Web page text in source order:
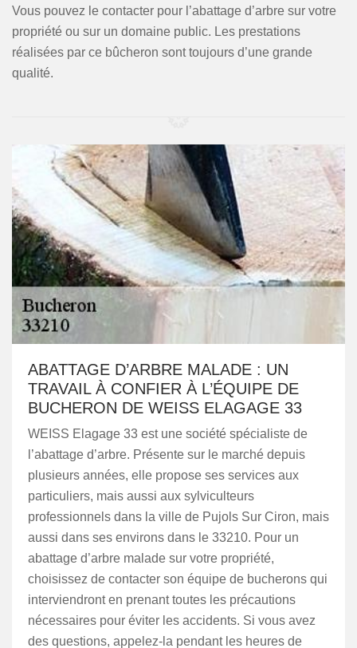
Vous pouvez le contacter pour l’abattage d’arbre sur votre
propriété ou sur un domaine public. Les prestations
réalisées par ce bûcheron sont toujours d’une grande
qualité.
ABATTAGE D’ARBRE MALADE : UN
TRAVAIL À CONFIER À L’ÉQUIPE DE
BUCHERON DE WEISS ELAGAGE 33
WEISS Elagage 33 est une société spécialiste de
l’abattage d’arbre. Présente sur le marché depuis
plusieurs années, elle propose ses services aux
particuliers, mais aussi aux sylviculteurs
professionnels dans la ville de Pujols Sur Ciron, mais
aussi dans ses environs dans le 33210. Pour un
abattage d’arbre malade sur votre propriété,
choisissez de contacter son équipe de bucherons qui
interviendront en prenant toutes les précautions
nécessaires pour éviter les accidents. Si vous avez
des questions, appelez-la pendant les heures de